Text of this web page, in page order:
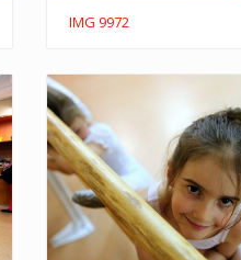
IMG 9972